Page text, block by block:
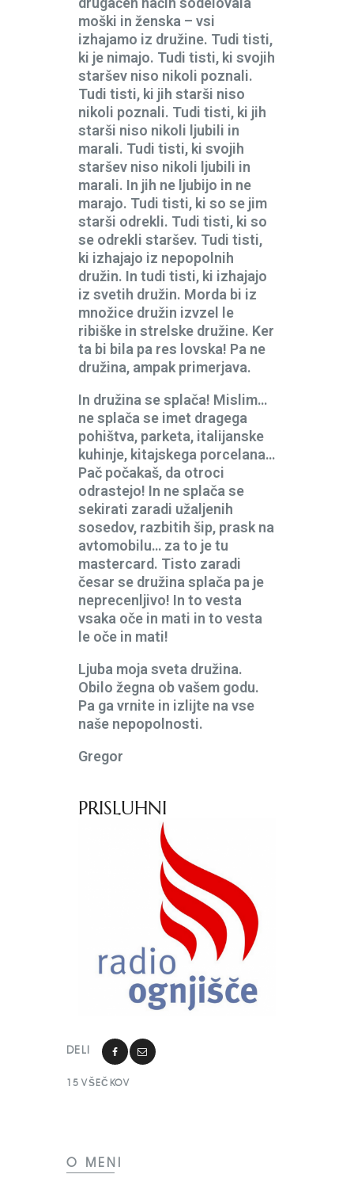
moški in ženska – vsi
izhajamo iz družine. Tudi tisti,
ki je nimajo. Tudi tisti, ki svojih
staršev niso nikoli poznali.
Tudi tisti, ki jih starši niso
nikoli poznali. Tudi tisti, ki jih
starši niso nikoli ljubili in
marali. Tudi tisti, ki svojih
staršev niso nikoli ljubili in
marali. In jih ne ljubijo in ne
marajo. Tudi tisti, ki so se jim
starši odrekli. Tudi tisti, ki so
se odrekli staršev. Tudi tisti,
ki izhajajo iz nepopolnih
družin. In tudi tisti, ki izhajajo
iz svetih družin. Morda bi iz
množice družin izvzel le
ribiške in strelske družine. Ker
ta bi bila pa res lovska! Pa ne
družina, ampak primerjava.
In družina se splača! Mislim…
ne splača se imet dragega
pohištva, parketa, italijanske
kuhinje, kitajskega porcelana…
Pač počakaš, da otroci
odrastejo! In ne splača se
sekirati zaradi užaljenih
sosedov, razbitih šip, prask na
avtomobilu… za to je tu
mastercard. Tisto zaradi
česar se družina splača pa je
neprecenljivo! In to vesta
vsaka oče in mati in to vesta
le oče in mati!
Ljuba moja sveta družina.
Obilo žegna ob vašem godu.
Pa ga vrnite in izlijte na vse
naše nepopolnosti.
Gregor
PRISLUHNI
DELI
15 VŠEČKOV
O MENI